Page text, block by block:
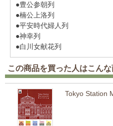
●豊公参朝列
●楠公上洛列
●平安時代婦人列
●神幸列
●白川女献花列
この商品を買った人はこんな
Tokyo Station